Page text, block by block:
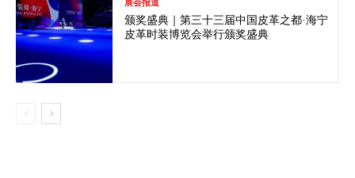
展会报道
颁奖盛典｜第三十三届中国皮革之都·海宁
皮革时装博览会举行颁奖盛典